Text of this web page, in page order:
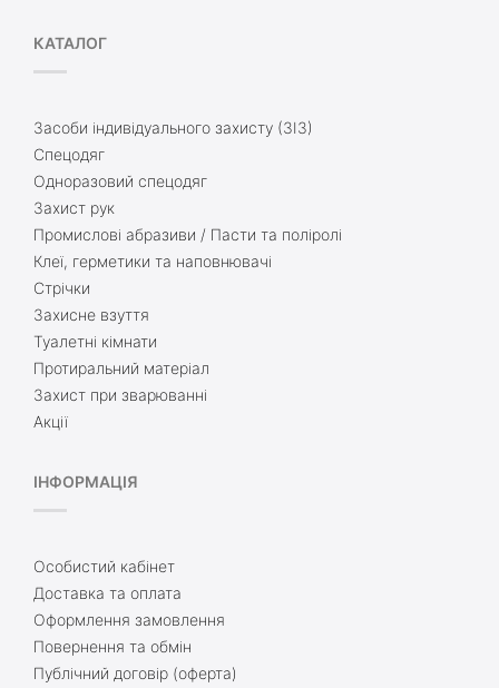
КАТАЛОГ
Засоби індивідуального захисту (ЗІЗ)
Спецодяг
Одноразовий спецодяг
Захист рук
Промислові абразиви / Пасти та поліролі
Клеї, герметики та наповнювачі
Стрічки
Захисне взуття
Туалетні кімнати
Протиральний матеріал
Захист при зварюванні
Акції
ІНФОРМАЦІЯ
Особистий кабінет
Доставка та оплата
Оформлення замовлення
Повернення та обмін
Публічний договір (оферта)